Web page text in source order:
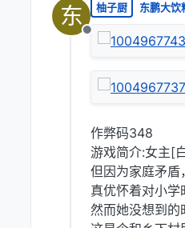
东
离线
柚子厨 东鹏大饮
作弊码348
游戏简介:女主[
但因为家庭矛盾
真优怀着对小学
然而她没想到